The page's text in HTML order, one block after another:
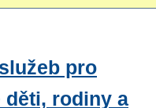
pro
děti, rodiny a